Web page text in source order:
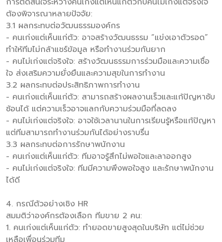
ต้องพิจารณาหลายปัจจัย:
3.1 ผลกระทบต่อวัฒนธรรมองค์กร
- คนเก่งแต่เห็นแก่ตัว: อาจสร้างวัฒนธรรม “แข่งเอาตัวรอด”
ทำให้ทีมไม่กล้าแชร์ข้อมูล หรือทำงานร่วมกันยาก
- คนไม่เก่งแต่จริงใจ: สร้างวัฒนธรรมการร่วมมือและความเชื่อ
ใจ ส่งเสริมความยั่งยืนและความสุขในการทำงาน
3.2 ผลกระทบต่อประสิทธิภาพการทำงาน
- คนเก่งแต่เห็นแก่ตัว: สามารถสร้างผลงานเร็วและแก้ปัญหาซับ
ซ้อนได้ แต่ความเร็วอาจแลกกับความร่วมมือที่ลดลง
- คนไม่เก่งแต่จริงใจ: อาจใช้เวลานานในการเรียนรู้หรือแก้ปัญหา
แต่ทีมสามารถทำงานร่วมกันได้อย่างราบรื่น
3.3 ผลกระทบต่อการรักษาพนักงาน
- คนเก่งแต่เห็นแก่ตัว: ทีมอาจรู้สึกไม่พอใจและลาออกสูง
- คนไม่เก่งแต่จริงใจ: ทีมมีความพึงพอใจสูง และรักษาพนักงาน
ได้ดี
4. กรณีตัวอย่างเชิง HR
สมมติว่าองค์กรต้องเลือก ทีมขาย 2 คน:
1. คนเก่งแต่เห็นแก่ตัว: ทำยอดขายสูงสุดในบริษัท แต่ไม่ช่วย
เหลือเพื่อนร่วมทีม